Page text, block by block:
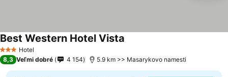
3 Počet hviezdičiek
Hotel
Best Western Hotel Vista
8,3 Veľmi dobré 4 154 5.9 km >> Masarykovo namesti